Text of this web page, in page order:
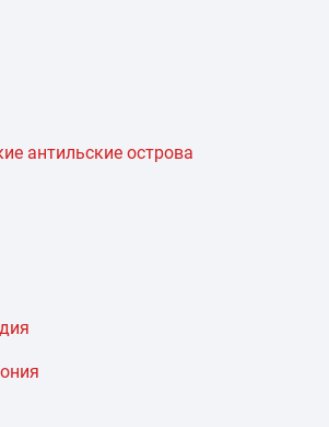
антильские острова